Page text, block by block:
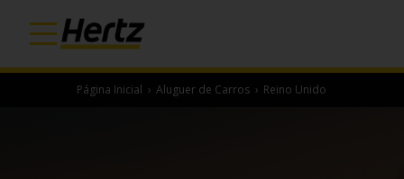
Página Inicial › Aluguer de Carros › Reino Unido